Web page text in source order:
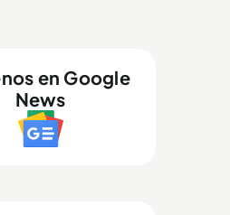
en Google
News